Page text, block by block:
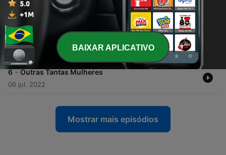
8 - A Mulher da Casa Abandonada
20 jul. 2022
7 - Um Fim que Não É Bem um Fim
13 jul. 2022
6 - Outras Tantas Mulheres
06 jul. 2022
Mostrar mais episódios
BAIXAR APLICATIVO